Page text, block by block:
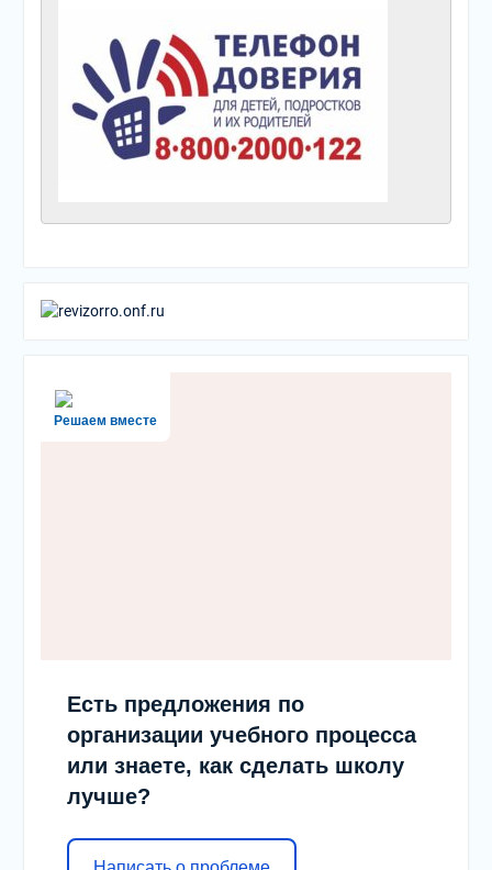
Решаем вместе
Есть предложения по
организации учебного процесса
или знаете, как сделать школу
лучше?